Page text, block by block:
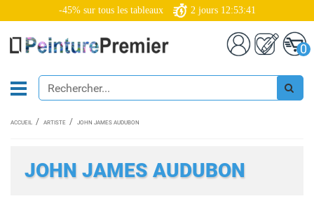
-45% sur tous les tableaux 2 jours 12:53:39
0
ACCUEIL ARTISTE JOHN JAMES AUDUBON
JOHN JAMES AUDUBON